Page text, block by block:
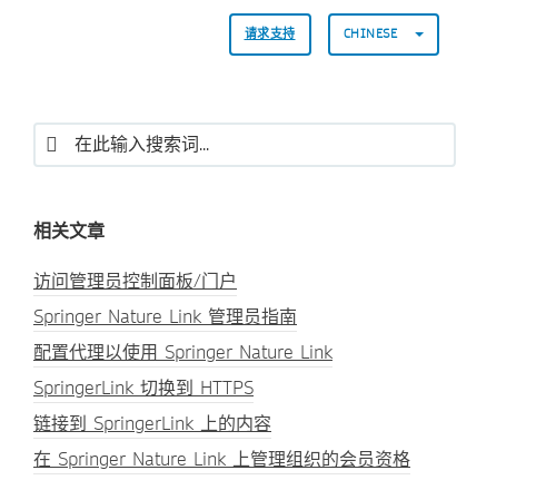
请求支持 CHINESE
相关文章
访问管理员控制面板/门户
Springer Nature Link 管理员指南
配置代理以使用 Springer Nature Link
SpringerLink 切换到 HTTPS
链接到 SpringerLink 上的内容
在 Springer Nature Link 上管理组织的会员资格